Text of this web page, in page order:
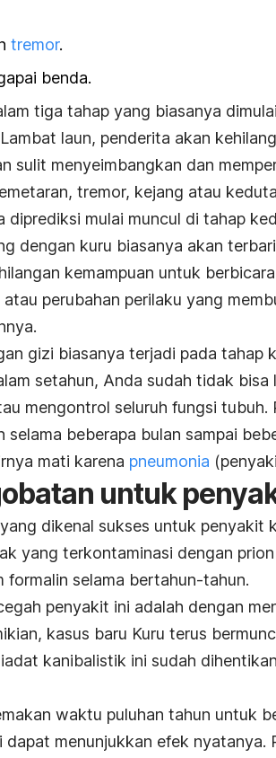
tremor.
benda.
tiga tahap yang biasanya
laun, penderita akan
sulit menyeimbangkan dan
tremor, kejang atau
mulai muncul di tahap
dengan kuru biasanya akan
kemampuan untuk
perubahan perilaku yang
gizi biasanya terjadi pada tahap
setahun, Anda sudah tidak
mengontrol seluruh fungsi tubuh.
selama beberapa bulan sampai
mati karena pneumonia
untuk
dikenal sukses untuk penyakit
yang terkontaminasi dengan
selama bertahun-tahun.
penyakit ini adalah dengan
kasus baru Kuru terus
kanibalistik ini sudah
waktu puluhan tahun untuk
dapat menunjukkan efek nyatanya.